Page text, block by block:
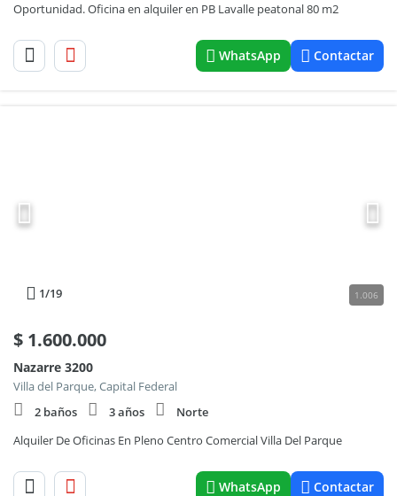
Oportunidad. Oficina en alquiler en PB Lavalle peatonal 80 m2
WhatsApp Contactar
1/19 1.006
$ 1.600.000
Nazarre 3200
Villa del Parque, Capital Federal
2 baños
3 años
Norte
Alquiler De Oficinas En Pleno Centro Comercial Villa Del Parque
WhatsApp Contactar